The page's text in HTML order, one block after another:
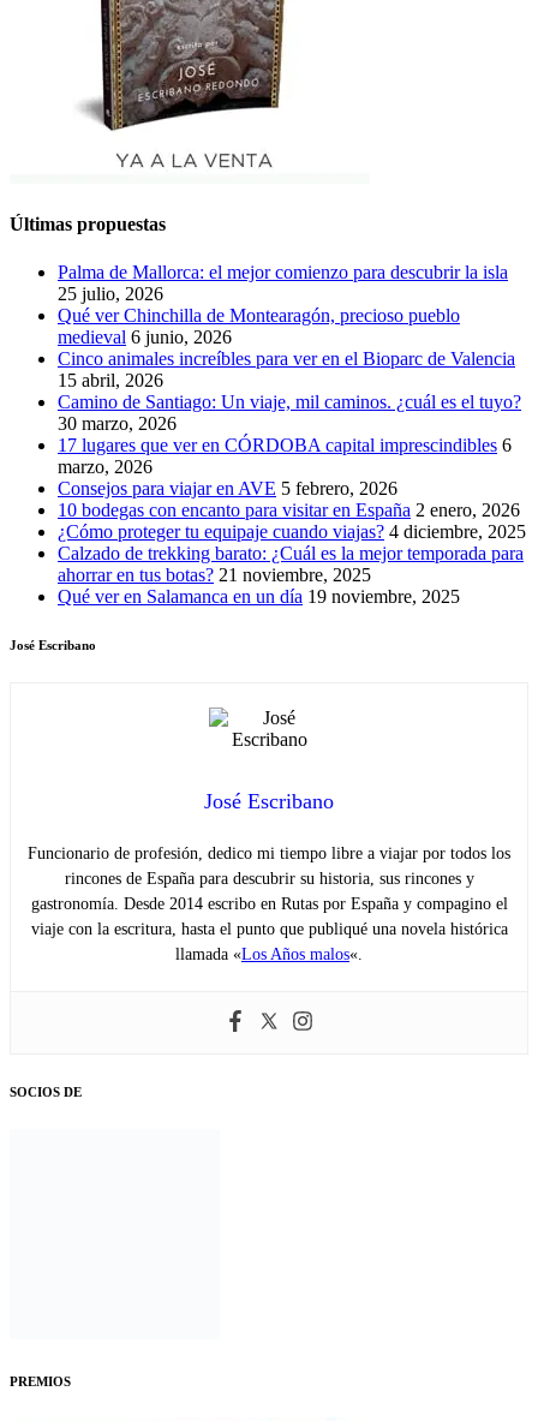
Últimas propuestas
Palma de Mallorca: el mejor comienzo para descubrir la isla
25 julio, 2026
Qué ver Chinchilla de Montearagón, precioso pueblo
medieval 6 junio, 2026
Cinco animales increíbles para ver en el Bioparc de Valencia
15 abril, 2026
Camino de Santiago: Un viaje, mil caminos. ¿cuál es el tuyo?
30 marzo, 2026
17 lugares que ver en CÓRDOBA capital imprescindibles 6
marzo, 2026
Consejos para viajar en AVE 5 febrero, 2026
10 bodegas con encanto para visitar en España 2 enero, 2026
¿Cómo proteger tu equipaje cuando viajas? 4 diciembre, 2025
Calzado de trekking barato: ¿Cuál es la mejor temporada para
ahorrar en tus botas? 21 noviembre, 2025
Qué ver en Salamanca en un día 19 noviembre, 2025
José Escribano
José Escribano
Funcionario de profesión, dedico mi tiempo libre a viajar por todos los
rincones de España para descubrir su historia, sus rincones y
gastronomía. Desde 2014 escribo en Rutas por España y compagino el
viaje con la escritura, hasta el punto que publiqué una novela histórica
llamada «Los Años malos«.
SOCIOS DE
PREMIOS